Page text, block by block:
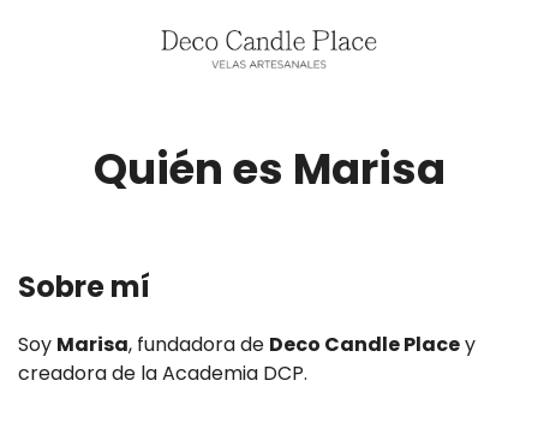
Quién es Marisa
Sobre mí
Soy Marisa, fundadora de Deco Candle Placey
creadora de la Academia DCP.